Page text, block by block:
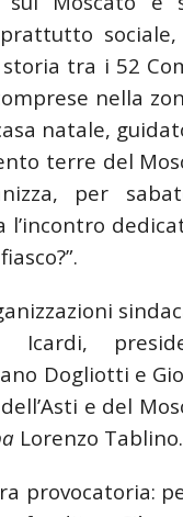
sociale,
tra i 52
nella
natale,
terre del
per
l’incontro
Icardi,
Dogliotti e
e del
Lorenzo Tablino.
provocatoria: